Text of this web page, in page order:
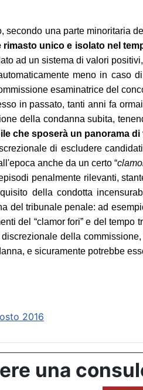
secondo una parte minoritaria
unico e isolato nel
ad un sistema di valori
meno in
esaminatrice del
in passato, tanti anni fa
della condanna subita,
che sposerà un panorama
di escludere
anche da un certo “
penalmente rilevanti,
della condotta
del tribunale penale: ad
del “clamor fori” e del
della
e sicuramente potrebbe
2016
una